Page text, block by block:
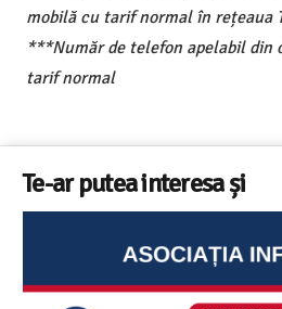
mobilă cu tarif normal în rețeaua
***Număr de telefon apelabil din
tarif normal
Te-ar putea interesa și